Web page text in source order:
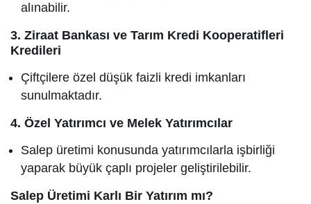
alınabilir.
3. Ziraat Bankası ve Tarım Kredi Kooperatifleri
Kredileri
Çiftçilere özel düşük faizli kredi imkanları
sunulmaktadır.
4. Özel Yatırımcı ve Melek Yatırımcılar
Salep üretimi konusunda yatırımcılarla işbirliği
yaparak büyük çaplı projeler geliştirilebilir.
Salep Üretimi Karlı Bir Yatırım mı?